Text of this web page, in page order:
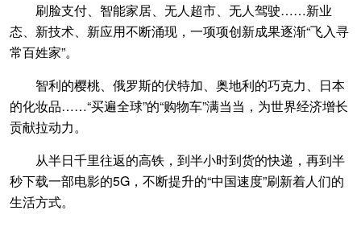
刷脸支付、智能家居、无人超市、无人驾驶……新业
态、新技术、新应用不断涌现，一项项创新成果逐渐“飞入寻
常百姓家”。
智利的樱桃、俄罗斯的伏特加、奥地利的巧克力、日本
的化妆品……“买遍全球”的“购物车”满当当，为世界经济增长
贡献拉动力。
从半日千里往返的高铁，到半小时到货的快递，再到半
秒下载一部电影的5G，不断提升的“中国速度”刷新着人们的
生活方式。